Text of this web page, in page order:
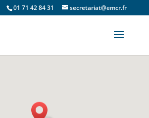
01 71 42 84 31 secretariat@emcr.fr